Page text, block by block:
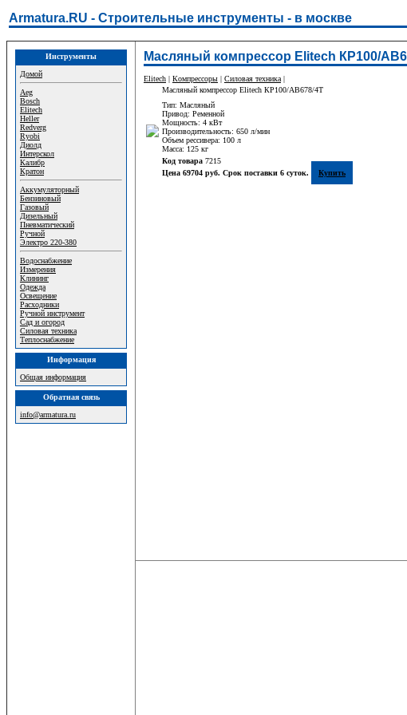
Armatura.RU - Строительные инструменты - в москве
Инструменты
Домой
Aeg
Bosch
Elitech
Heller
Redverg
Ryobi
Диолд
Интерскол
Калибр
Кратон
Аккумуляторный
Бензиновый
Газовый
Дизельный
Пневматический
Ручной
Электро 220-380
Водоснабжение
Измерения
Клининг
Одежда
Освещение
Расходники
Ручной инструмент
Сад и огород
Силовая техника
Теплоснабжение
Информация
Общая информация
Обратная связь
info@armatura.ru
Масляный компрессор Elitech КР100/
Elitech | Компрессоры | Силовая техника |
Масляный компрессор Elitech КР100/АВ678/4Т
Тип: Масляный
Привод: Ременной
Мощность: 4 кВт
Производительность: 650 л/мин
Объем рессивера: 100 л
Масса: 125 кг
Код товара 7215
Цена 69704 руб. Срок поставки 6 суток.
Купить